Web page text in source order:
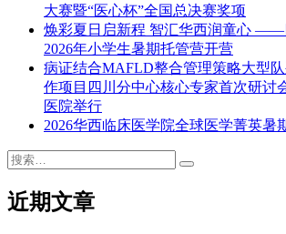
大赛暨“医心杯”全国总决赛奖项
焕彩夏日启新程 智汇华西润童心 ——
2026年小学生暑期托管营开营
病证结合MAFLD整合管理策略大型
作项目四川分中心核心专家首次研讨
医院举行
2026华西临床医学院全球医学菁英暑
搜
搜
近期文章